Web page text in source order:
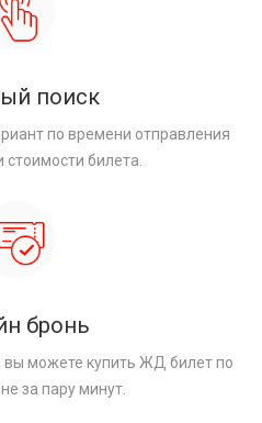
поиск
по времени отправления
билета.
бронь
можете купить ЖД билет по
за пару минут.